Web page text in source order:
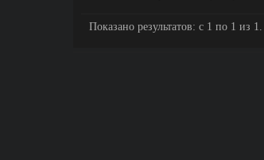
Показано результатов: с 1 по 1 из 1.